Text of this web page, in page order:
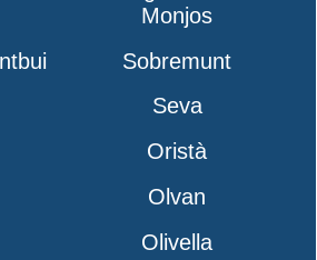
Monjos
Sobremunt
Seva
Oristà
Olvan
Olivella